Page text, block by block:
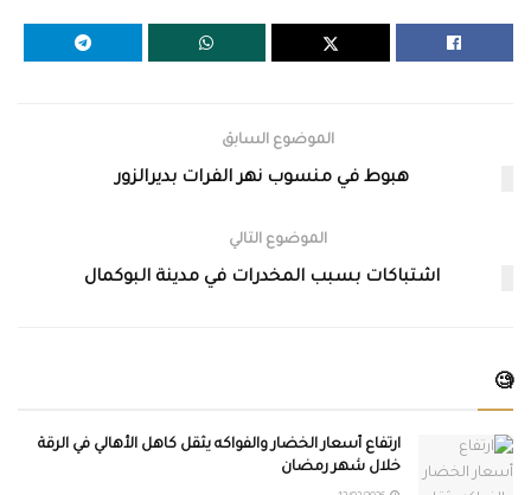
الموضوع السابق
هبوط في منسوب نهر الفرات بديرالزور
الموضوع التالي
اشتباكات بسبب المخدرات في مدينة البوكمال
🧐
ارتفاع أسعار الخضار والفواكه يثقل كاهل الأهالي في الرقة
خلال شهر رمضان